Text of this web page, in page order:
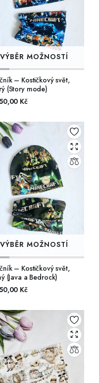
VÝBĚR MOŽNOSTÍ
– Kostičkový svět,
(Story mode)
Kč
VÝBĚR MOŽNOSTÍ
– Kostičkový svět,
(Java a Bedrock)
Kč